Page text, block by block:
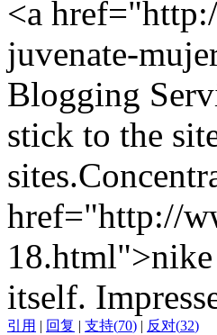
<a
juvenate-
Blogging
stick to the
href="http://
itself.
引用 | 回复 | 支持(70) | 反对(32)